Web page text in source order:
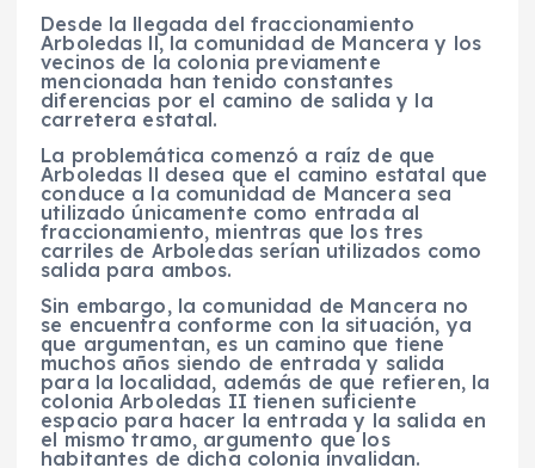
Desde la llegada del fraccionamiento
Arboledas ll, la comunidad de Mancera y los
vecinos de la colonia previamente
mencionada han tenido constantes
diferencias por el camino de salida y la
carretera estatal.
La problemática comenzó a raíz de que
Arboledas ll desea que el camino estatal que
conduce a la comunidad de Mancera sea
utilizado únicamente como entrada al
fraccionamiento, mientras que los tres
carriles de Arboledas serían utilizados como
salida para ambos.
Sin embargo, la comunidad de Mancera no
se encuentra conforme con la situación, ya
que argumentan, es un camino que tiene
muchos años siendo de entrada y salida
para la localidad, además de que refieren, la
colonia Arboledas II tienen suficiente
espacio para hacer la entrada y la salida en
el mismo tramo, argumento que los
habitantes de dicha colonia invalidan.